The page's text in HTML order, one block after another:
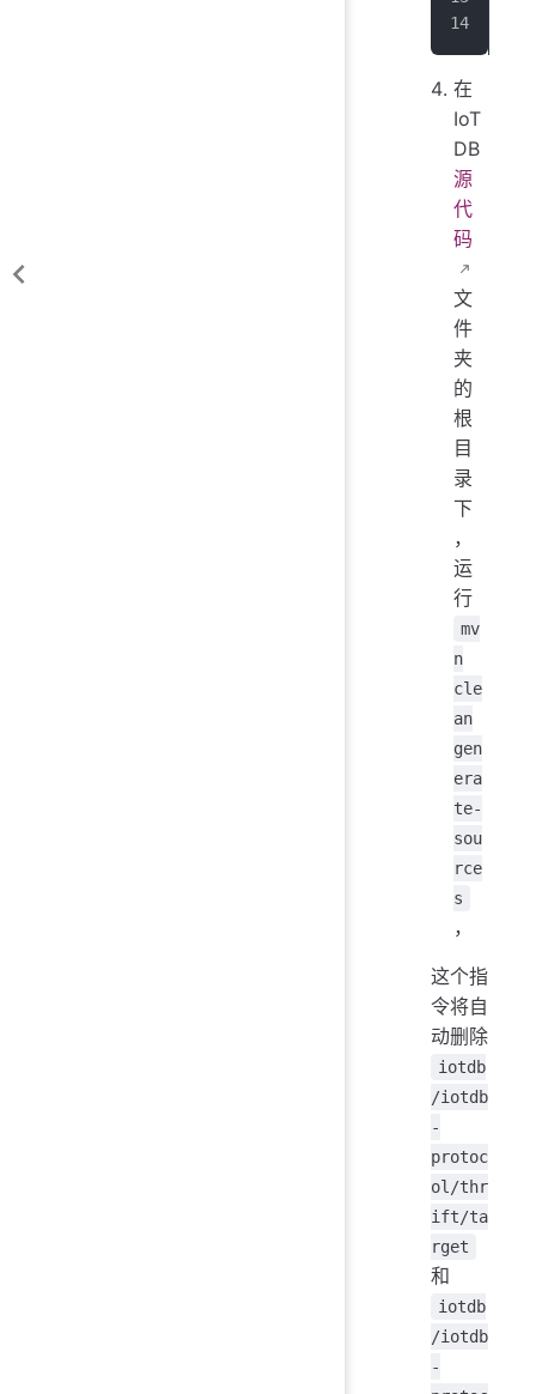
在
IoT
DB
源
代
码
文
件
夹
的
根
目
录
下
，
运
行
mv
n
cle
an
gen
era
te-
sou
rce
s
，
这个指
令将自
动删除
iotdb
/iotdb
-
protoc
ol/thr
ift/ta
rget
和
iotdb
/iotdb
-